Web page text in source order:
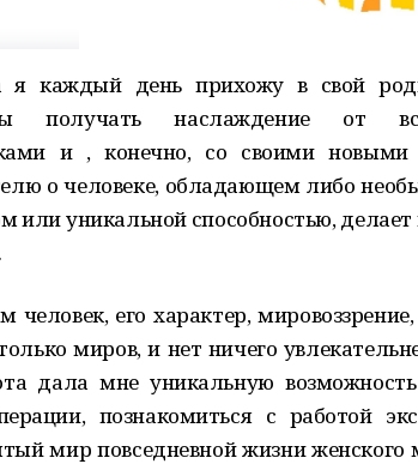
каждый день прихожу в свой
получать наслаждение от
и , конечно, со своими новыми
о человеке, обладающем либо
или уникальной способностью,
человек, его характер,
миров, и нет ничего
дала мне уникальную
познакомиться с работой
мир повседневной жизни женского